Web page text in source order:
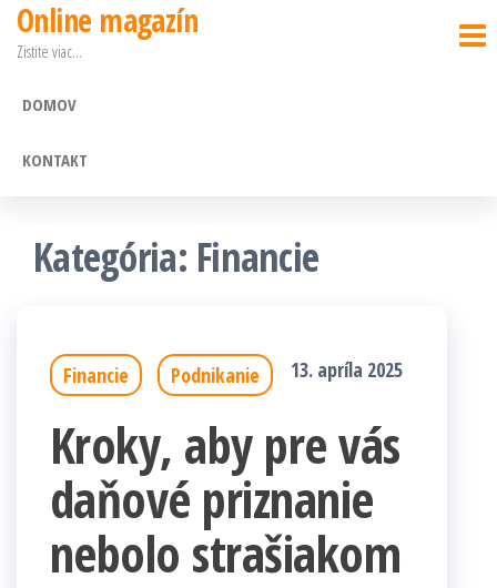
Preskočiť
obsah
Online magazín
Zistite viac…
DOMOV
KONTAKT
Kategória: Financie
Financie Podnikanie 13. apríla 2025
Kroky, aby pre vás
daňové priznanie
nebolo strašiakom